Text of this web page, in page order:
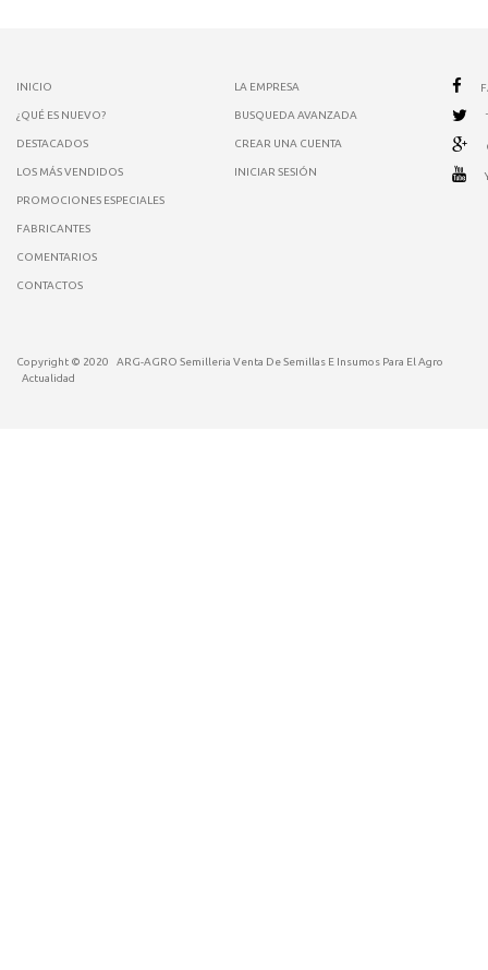
INICIO
¿QUÉ ES NUEVO?
DESTACADOS
LOS MÁS VENDIDOS
PROMOCIONES ESPECIALES
FABRICANTES
COMENTARIOS
CONTACTOS
LA EMPRESA
BUSQUEDA AVANZADA
CREAR UNA CUENTA
INICIAR SESIÓN
Copyright © 2020
ARG-AGRO Semilleria Venta De Semillas E Insumos Para El Agro
Actualidad